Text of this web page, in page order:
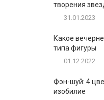
творения
31.01.2023
Какое
типа фигуры
01.12.2022
Фэн-шуй: 4
изобилие